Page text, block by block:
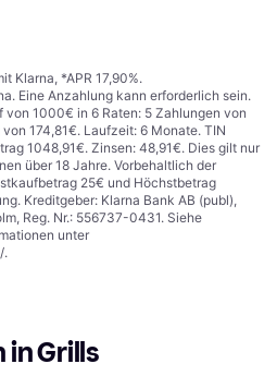
Klarna, *APR 17,90%.
Eine Anzahlung kann erforderlich sein.
1000€ in 6 Raten: 5 Zahlungen von
174,81€. Laufzeit: 6 Monate. TIN
1048,91€. Zinsen: 48,91€. Dies gilt nur
über 18 Jahre. Vorbehaltlich der
25€ und Höchstbetrag
Kreditgeber: Klarna Bank AB (publ),
Reg. Nr.: 556737-0431. Siehe
unter
.
in Grills